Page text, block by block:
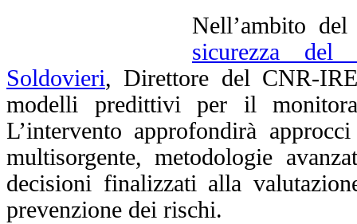
Nell’ambito
sicurezza
Soldovieri, Direttore del CNR-
modelli predittivi per il
L’intervento approfondirà
multisorgente, metodologie
decisioni finalizzati alla
prevenzione dei rischi.